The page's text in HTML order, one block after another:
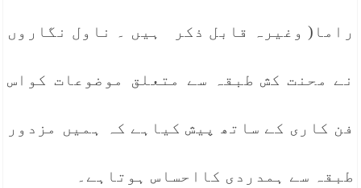
راما( وغیرہ قابل ذکر ہیں ۔ ناول نگاروں
نے محنت کش طبقہ سے متعلق موضوعات کواس
فن کاری کے ساتھ پیش کیاہے کہ ہمیں مزدور
طبقہ سے ہمدردی کااحساس ہوتاہے۔